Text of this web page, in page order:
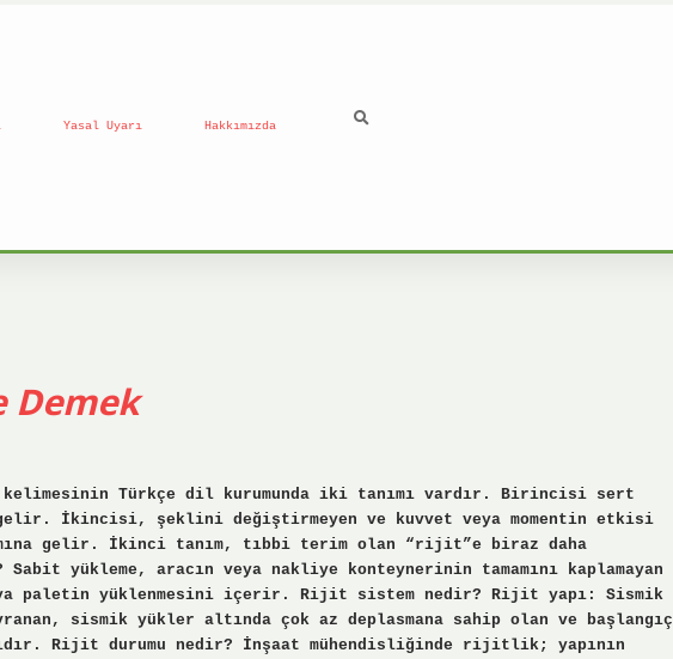
Yasal Uyarı Hakkımızda
Demek
Türkçe dil kurumunda iki tanımı vardır. Birincisi sert
gelir. İkincisi, şeklini değiştirmeyen ve kuvvet veya momentin etkisi
gelir. İkinci tanım, tıbbi terim olan “rijit”e biraz daha
yükleme, aracın veya nakliye konteynerinin tamamını kaplamayan
paletin yüklenmesini içerir. Rijit sistem nedir? Rijit yapı: Sismik
sismik yükler altında çok az deplasmana sahip olan ve başlangıç
Rijit durumu nedir? İnşaat mühendisliğinde rijitlik; yapının